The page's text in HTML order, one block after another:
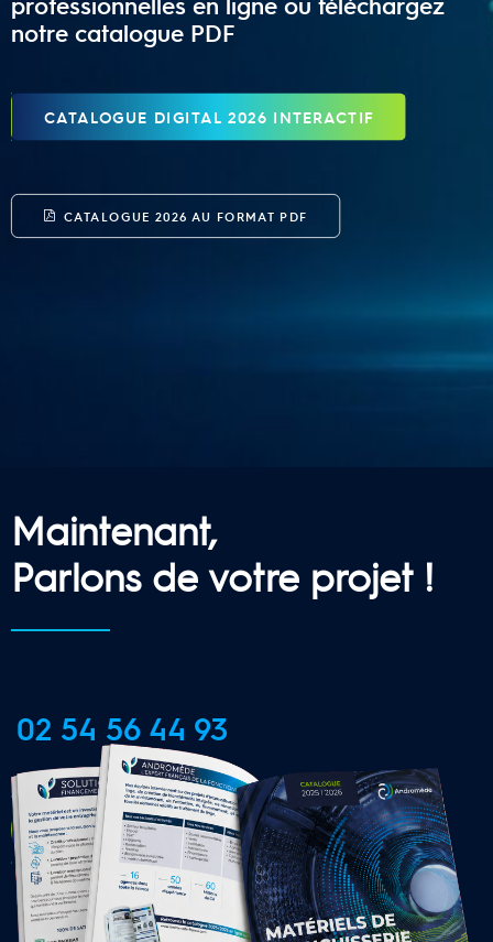
notre catalogue PDF
CATALOGUE DIGITAL 2026 INTERACTIF
CATALOGUE 2026 AU FORMAT PDF
Maintenant,
Parlons de votre projet !
02 54 56 44 93
CONTACTER UNE AGENCE
LOCALE